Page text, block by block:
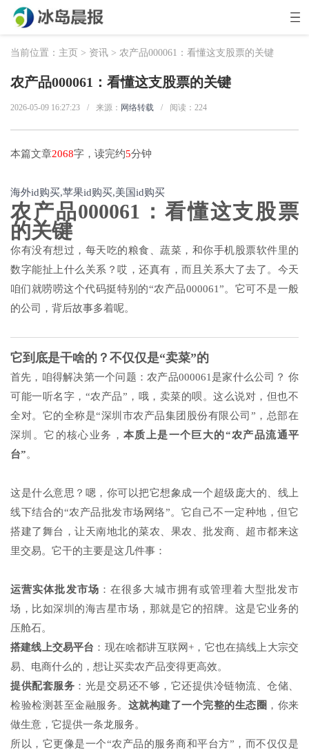
当前位置： 主页 > 资讯 > 农产品000061：看懂这支股票的关键
农产品000061：看懂这支股票的关键
2026-05-09 16:27:23 / 来源： 网络转载 / 阅读： 224
本篇文章2068字，读完约5分钟
海外id购买,苹果id购买,美国id购买
农产品000061：看懂这支股票
的关键
你有没有想过，每天吃的粮食、蔬菜，和你手机股票软件里的
数字能扯上什么关系？哎，还真有，而且关系大了去了。今天
咱们就唠唠这个代码挺特别的“农产品000061”。它可不是一般
的公司，背后故事多着呢。
它到底是干啥的？不仅仅是“卖菜”的
首先，咱得解决第一个问题：农产品000061是家什么公司？ 你
可能一听名字，“农产品”，哦，卖菜的呗。这么说对，但也不
全对。它的全称是“深圳市农产品集团股份有限公司”，总部在
深圳。它的核心业务， 本质上是一个巨大的“农产品流通平
台”。
这是什么意思？嗯，你可以把它想象成一个超级庞大的、线上
线下结合的“农产品批发市场网络”。它自己不一定种地，但它
搭建了舞台，让天南地北的菜农、果农、批发商、超市都来这
里交易。它干的主要是这几件事：
运营实体批发市场 ：在很多大城市拥有或管理着大型批发市
场，比如深圳的海吉星市场，那就是它的招牌。这是它业务的
压舱石。
搭建线上交易平台 ：现在啥都讲互联网+，它也在搞线上大宗交
易、电商什么的，想让买卖农产品变得更高效。
提供配套服务 ：光是交易还不够，它还提供冷链物流、仓储、
检验检测甚至金融服务。 这就构建了一个完整的生态圈 ，你来
做生意，它提供一条龙服务。
所以，它更像是一个“农产品的服务商和平台方”，而不仅仅是